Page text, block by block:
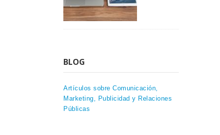
BLOG
Artículos sobre Comunicación,
Marketing, Publicidad y Relaciones
Públicas